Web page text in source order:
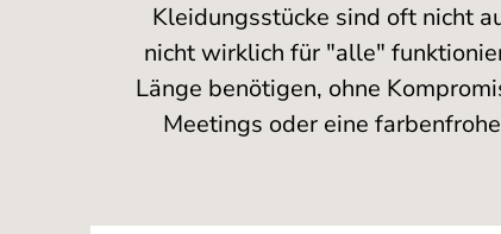
Kleidungsstücke sind oft nicht
nicht wirklich für "alle"
Länge benötigen, ohne
Meetings oder eine